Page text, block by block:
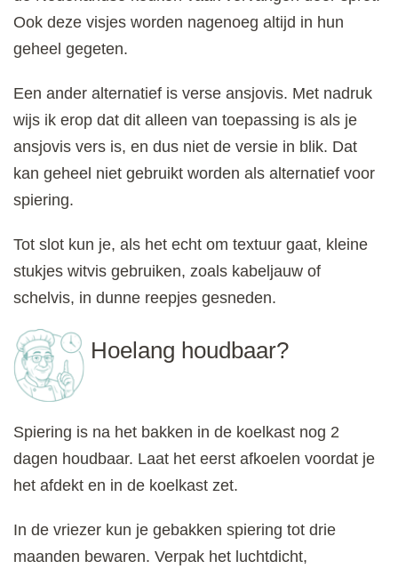
Ook deze visjes worden nagenoeg altijd in hun
geheel gegeten.
Een ander alternatief is verse ansjovis. Met nadruk
wijs ik erop dat dit alleen van toepassing is als je
ansjovis vers is, en dus niet de versie in blik. Dat
kan geheel niet gebruikt worden als alternatief voor
spiering.
Tot slot kun je, als het echt om textuur gaat, kleine
stukjes witvis gebruiken, zoals kabeljauw of
schelvis, in dunne reepjes gesneden.
Hoelang houdbaar?
Spiering is na het bakken in de koelkast nog 2
dagen houdbaar. Laat het eerst afkoelen voordat je
het afdekt en in de koelkast zet.
In de vriezer kun je gebakken spiering tot drie
maanden bewaren. Verpak het luchtdicht,